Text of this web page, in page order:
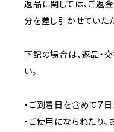
返品に関しては、ご返
分を差し引かせていた
下記の場合は、返品・
い。
・ご到着日を含めて7
・ご使用になられたり